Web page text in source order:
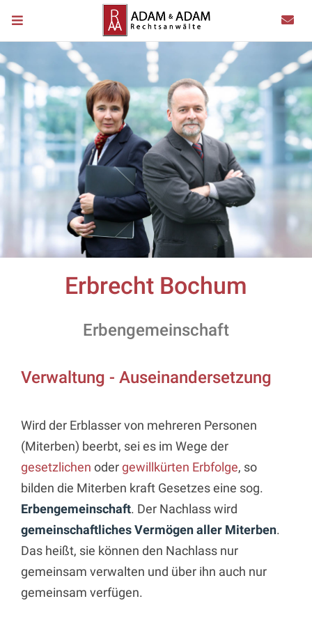
Erbrecht Bochum
Erbengemeinschaft
Verwaltung - Auseinandersetzung
Wird der Erblasser von mehreren Personen
(Miterben) beerbt, sei es im Wege der
gesetzlichen odergewillkürten Erbfolge, so
bilden die Miterben kraft Gesetzes eine sog.
Erbengemeinschaft. Der Nachlass wird
gemeinschaftliches Vermögen aller Miterben.
Das heißt, sie können den Nachlass nur
gemeinsam verwalten und über ihn auch nur
gemeinsam verfügen.